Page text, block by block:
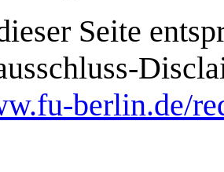
Seite
berlin.de/